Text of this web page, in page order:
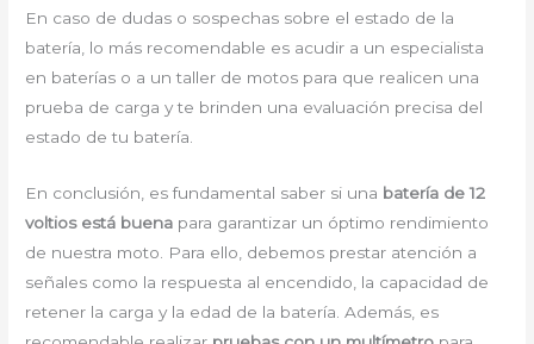
En caso de dudas o sospechas sobre el estado de la
batería, lo más recomendable es acudir a un especialista
en baterías o a un taller de motos para que realicen una
prueba de carga y te brinden una evaluación precisa del
estado de tu batería.
En conclusión, es fundamental saber si una batería de 12
voltios está buena para garantizar un óptimo rendimiento
de nuestra moto. Para ello, debemos prestar atención a
señales como la respuesta al encendido, la capacidad de
retener la carga y la edad de la batería. Además, es